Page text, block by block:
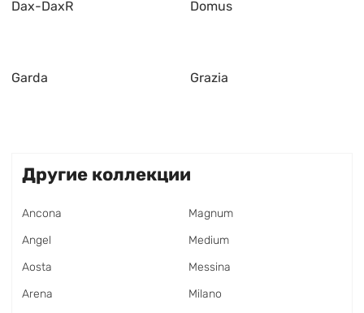
Dax-DaxR Domus
Garda Grazia
Другие коллекции
Ancona
Angel
Aosta
Arena
Magnum
Medium
Messina
Milano